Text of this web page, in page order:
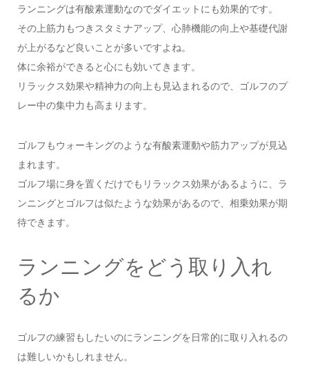
ランニングは有酸素運動なのでダイエットにも効果的です。
その上筋力もつきスタミナアップ、心肺機能の向上や基礎代謝
が上がるなど良いことが多いですよね。
体に余裕ができると心にも効いてきます。
リラックス効果や精神力の向上も見込まれるので、ゴルフのプ
レー中の集中力も高まります。
ゴルフもウォーキングのような有酸素運動や筋力アップが見込
まれます。
ゴルフ場に身を置くだけでもリラックス効果があるように、ラ
ンニングとゴルフは似たような効果があるので、相乗効果が期
待できます。
ランニングをどう取り入れ
るか
ゴルフの練習もしたいのにランニングを日常的に取り入れるの
は難しいかもしれません。